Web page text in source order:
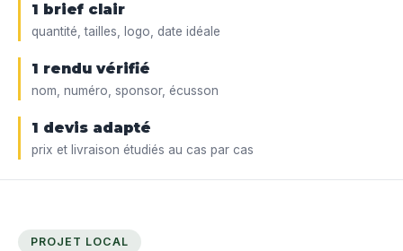
1 brief clair
quantité, tailles, logo, date idéale
1 rendu vérifié
nom, numéro, sponsor, écusson
1 devis adapté
prix et livraison étudiés au cas par cas
PROJET LOCAL